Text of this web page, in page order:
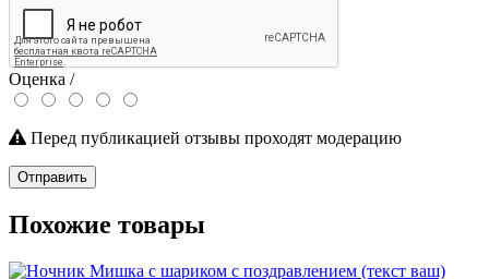
Оценка /
Перед публикацией отзывы проходят модерацию
Отправить
Похожие товары